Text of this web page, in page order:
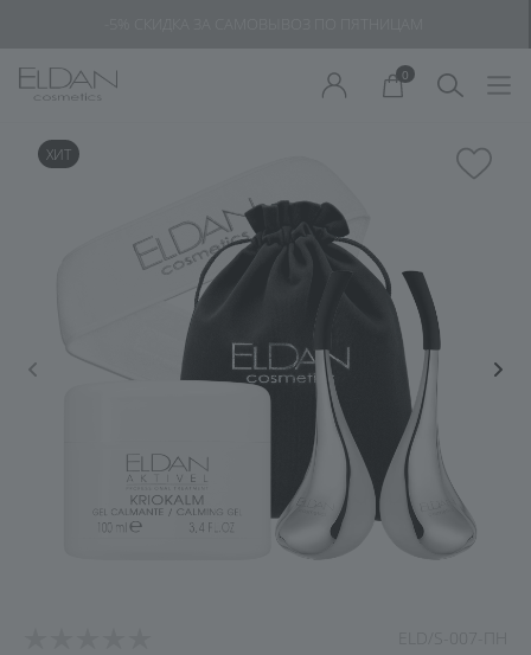
0
ХИТ